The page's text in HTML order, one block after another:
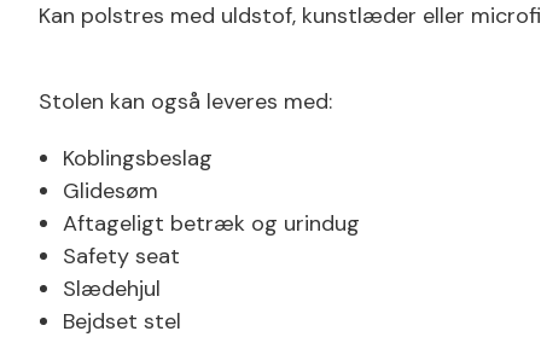
Kan polstres med uldstof, kunstlæder eller
Stolen kan også leveres med:
Koblingsbeslag
Glidesøm
Aftageligt betræk og urindug
Safety seat
Slædehjul
Bejdset stel